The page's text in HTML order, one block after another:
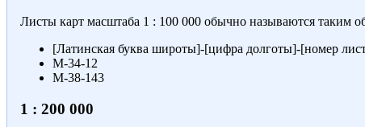
Листы карт масштаба 1 : 100 000 обычно называются таким
[Латинская буква широты]-[цифра долготы]-[номер
M-34-12
M-38-143
1 : 200 000